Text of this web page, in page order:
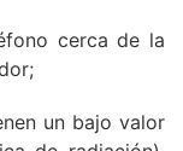
cerca de la
un bajo valor